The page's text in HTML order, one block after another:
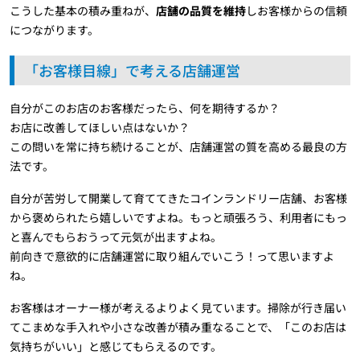
こうした基本の積み重ねが、 店舗の品質を維持しお客様からの信頼
につながります。
「お客様目線」で考える店舗運営
自分がこのお店のお客様だったら、何を期待するか？
お店に改善してほしい点はないか？
この問いを常に持ち続けることが、店舗運営の質を高める最良の方
法です。
自分が苦労して開業して育ててきたコインランドリー店舗、お客様
から褒められたら嬉しいですよね。もっと頑張ろう、利用者にもっ
と喜んでもらおうって元気が出ますよね。
前向きで意欲的に店舗運営に取り組んでいこう！って思いますよ
ね。
お客様はオーナー様が考えるよりよく見ています。掃除が行き届い
てこまめな手入れや小さな改善が積み重なることで、「このお店は
気持ちがいい」と感じてもらえるのです。